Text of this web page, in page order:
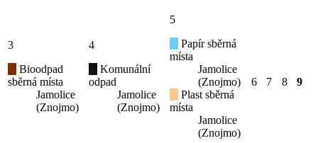
3
Bioodpad
sběrná místa
Jamolice
(Znojmo)
4
Komunální
odpad
Jamolice
(Znojmo)
5
Papír sběrná
místa
Jamolice
(Znojmo)
Plast sběrná
místa
Jamolice
(Znojmo)
6 7 8 9